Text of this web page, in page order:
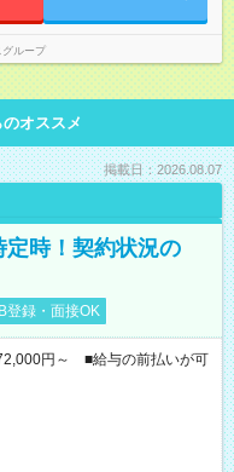
グループ
オススメ
掲載日：2026.08.07
時！契約状況の
登録・面接OK
円～ ■給与の前払いが可